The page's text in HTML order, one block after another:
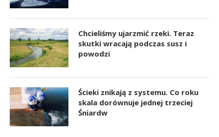
Chcieliśmy ujarzmić rzeki. Teraz
skutki wracają podczas susz i
powodzi
Ścieki znikają z systemu. Co roku
skala dorównuje jednej trzeciej
Śniardw